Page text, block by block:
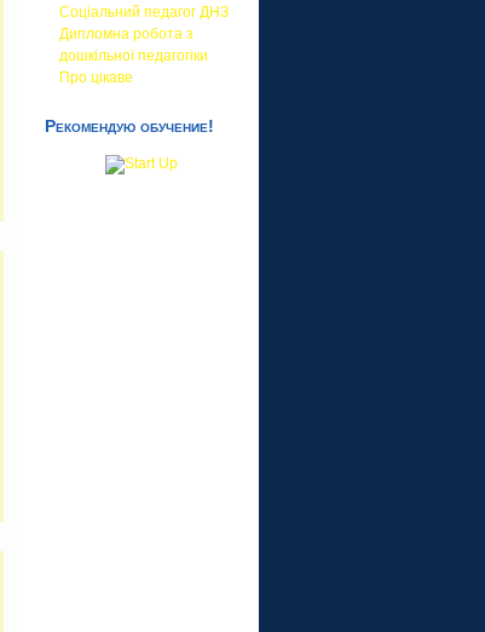
Соціальний педагог ДНЗ
Дипломна робота з
дошкільної педагогіки
Про цікаве
Рекомендую обучение!